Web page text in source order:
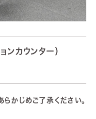
ンカウンター）
かじめご了承ください。